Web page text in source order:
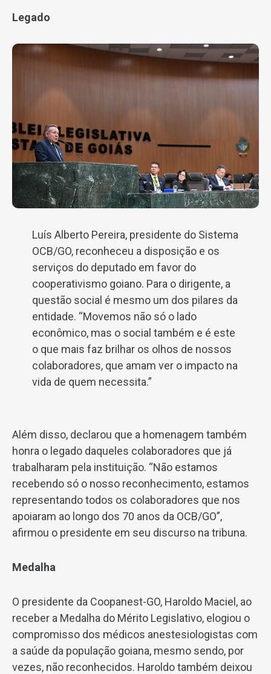
Legado
Luís Alberto Pereira, presidente do Sistema
OCB/GO, reconheceu a disposição e os
serviços do deputado em favor do
cooperativismo goiano. Para o dirigente, a
questão social é mesmo um dos pilares da
entidade. “Movemos não só o lado
econômico, mas o social também e é este
o que mais faz brilhar os olhos de nossos
colaboradores, que amam ver o impacto na
vida de quem necessita.”
Além disso, declarou que a homenagem também
honra o legado daqueles colaboradores que já
trabalharam pela instituição. “Não estamos
recebendo só o nosso reconhecimento, estamos
representando todos os colaboradores que nos
apoiaram ao longo dos 70 anos da OCB/GO”,
afirmou o presidente em seu discurso na tribuna.
Medalha
O presidente da Coopanest-GO, Haroldo Maciel, ao
receber a Medalha do Mérito Legislativo, elogiou o
compromisso dos médicos anestesiologistas com
a saúde da população goiana, mesmo sendo, por
vezes, não reconhecidos. Haroldo também deixou